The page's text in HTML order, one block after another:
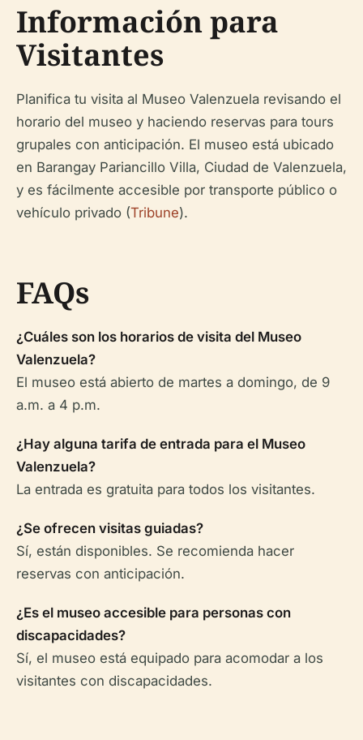
Información para
Visitantes
Planifica tu visita al Museo Valenzuela revisando el
horario del museo y haciendo reservas para tours
grupales con anticipación. El museo está ubicado
en Barangay Pariancillo Villa, Ciudad de Valenzuela,
y es fácilmente accesible por transporte público o
vehículo privado (Tribune).
FAQs
¿Cuáles son los horarios de visita del Museo
Valenzuela?
El museo está abierto de martes a domingo, de 9
a.m. a 4 p.m.
¿Hay alguna tarifa de entrada para el Museo
Valenzuela?
La entrada es gratuita para todos los visitantes.
¿Se ofrecen visitas guiadas?
Sí, están disponibles. Se recomienda hacer
reservas con anticipación.
¿Es el museo accesible para personas con
discapacidades?
Sí, el museo está equipado para acomodar a los
visitantes con discapacidades.